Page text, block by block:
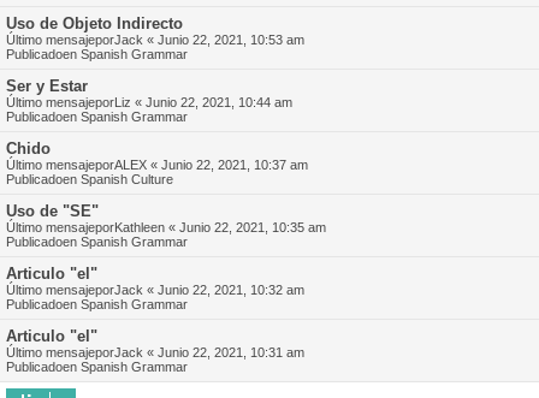
Uso de Objeto Indirecto
Último mensajeporJack « Junio 22, 2021, 10:53 am
Publicadoen Spanish Grammar
Ser y Estar
Último mensajeporLiz « Junio 22, 2021, 10:44 am
Publicadoen Spanish Grammar
Chido
Último mensajeporALEX « Junio 22, 2021, 10:37 am
Publicadoen Spanish Culture
Uso de "SE"
Último mensajeporKathleen « Junio 22, 2021, 10:35 am
Publicadoen Spanish Grammar
Articulo "el"
Último mensajeporJack « Junio 22, 2021, 10:32 am
Publicadoen Spanish Grammar
Articulo "el"
Último mensajeporJack « Junio 22, 2021, 10:31 am
Publicadoen Spanish Grammar